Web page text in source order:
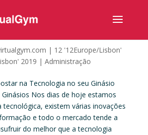
| 12 '12Europe/Lisbon'
2019 | Administração
na Tecnologia no seu Ginásio
Nos dias de hoje estamos
tecnológica, existem várias inovações
e todo o mercado tende a
do melhor que a tecnologia